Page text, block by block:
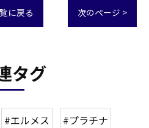
に戻る 次のページ >
タグ
#エルメス #プラチナ